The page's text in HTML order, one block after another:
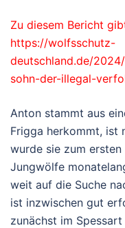
Zu diesem Bericht
https://wolfsschutz-
deutschland.de/
sohn-der-illegal-
Anton stammt aus
Frigga herkommt, ist
wurde sie zum
Jungwölfe
weit auf die Suche
ist inzwischen gut
zunächst im